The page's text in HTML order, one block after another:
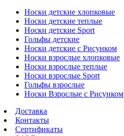
Носки детские хлопковые
Носки детские теплые
Носки детские Sport
Гольфы детские
Носки детские с Рисунком
Носки взрослые хлопковые
Носки взрослые теплые
Носки взрослые Sport
Гольфы взрослые
Носки Взрослые с Рисунком
Доставка
Контакты
Сертификаты